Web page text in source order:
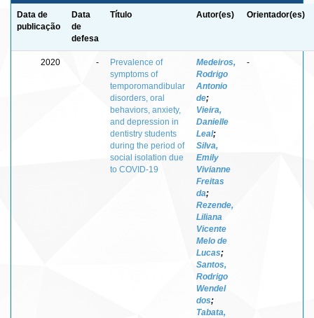
Data de
publicação
Data
de
defesa
Título Autor(es) Orientador(es)
2020 -
Prevalence of
symptoms of
temporomandibular
disorders, oral
behaviors, anxiety,
and depression in
dentistry students
during the period of
social isolation due
to COVID-19
Medeiros,
Rodrigo
Antonio
de;
Vieira,
Danielle
Leal;
Silva,
Emily
Vivianne
Freitas
da;
Rezende,
Liliana
Vicente
Melo de
Lucas;
Santos,
Rodrigo
Wendel
dos;
Tabata,
-